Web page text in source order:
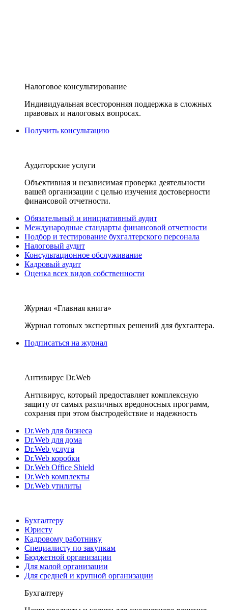
Налоговое консультирование
Индивидуальная всесторонняя поддержка в сложных
правовых и налоговых вопросах.
Получить консультацию
Аудиторские услуги
Объективная и независимая проверка деятельности
вашей организации с целью изучения достоверности
финансовой отчетности.
Обязательный и инициативный аудит
Международные стандарты финансовой отчетности
Подбор и тестирование бухгалтерского персонала
Налоговый аудит
Консультационное обслуживание
Кадровый аудит
Оценка всех видов собственности
Журнал «Главная книга»
Журнал готовых экспертных решений для бухгалтера.
Подписаться на журнал
Антивирус Dr.Web
Антивирус, который предоставляет комплексную
защиту от самых различных вредоносных программ,
сохраняя при этом быстродействие и надежность
Dr.Web для бизнеса
Dr.Web для дома
Dr.Web услуга
Dr.Web коробки
Dr.Web Office Shield
Dr.Web комплекты
Dr.Web утилиты
Бухгалтеру
Юристу
Кадровому работнику
Специалисту по закупкам
Бюджетной организации
Для малой организации
Для средней и крупной организации
Бухгалтеру